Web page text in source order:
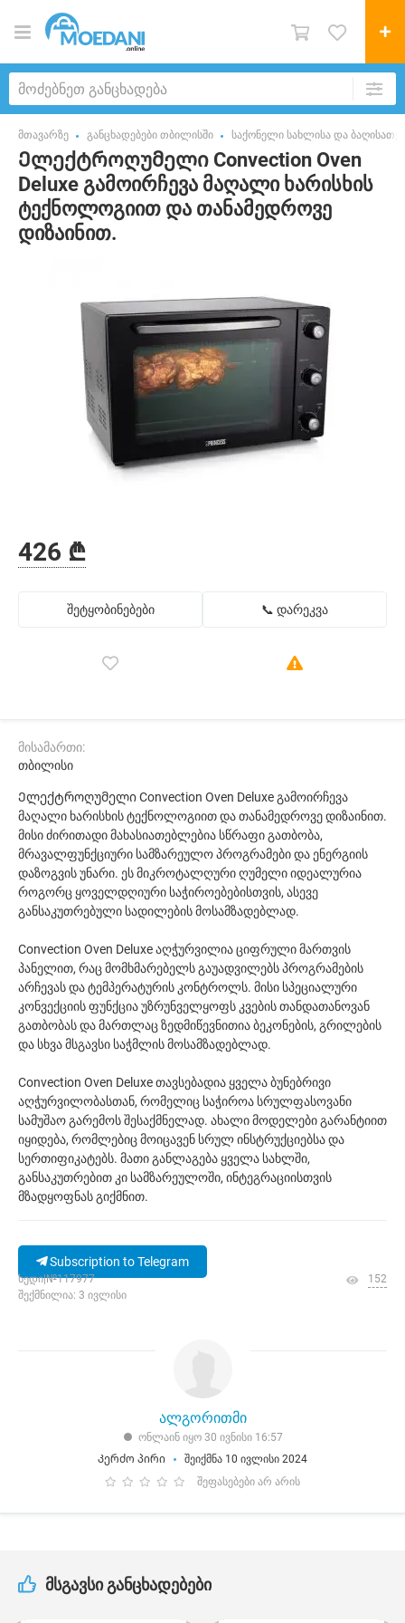
მთავარზე განცხადებები თბილისში საქონელი სახლისა და
Ელექტროღუმელი Convection Oven
Deluxe გამოირჩევა მაღალი ხარისხის
ტექნოლოგიით და თანამედროვე
დიზაინით.
426 ₾
შეტყობინებები 📞 დარეკვა
მისამართი:
თბილისი
Ელექტროღუმელი Convection Oven Deluxe გამოირჩევა
მაღალი ხარისხის ტექნოლოგიით და თანამედროვე დიზაინით.
მისი ძირითადი მახასიათებლებია სწრაფი გათბობა,
მრავალფუნქციური სამზარეულო პროგრამები და ენერგიის
დაზოგვის უნარი. ეს მიკროტალღური ღუმელი იდეალურია
როგორც ყოველდღიური საჭიროებებისთვის, ასევე
განსაკუთრებული სადილების მოსამზადებლად.
Convection Oven Deluxe აღჭურვილია ციფრული მართვის
პანელით, რაც მომხმარებელს გაუადვილებს პროგრამების
არჩევას და ტემპერატურის კონტროლს. მისი სპეციალური
კონვექციის ფუნქცია უზრუნველყოფს კვების თანდათანოვან
გათბობას და მართლაც ზედმიწევნითია ბეკონების, გრილების
და სხვა მსგავსი საჭმლის მოსამზადებლად.
Convection Oven Deluxe თავსებადია ყველა ბუნებრივი
აღჭურვილობასთან, რომელიც საჭიროა სრულფასოვანი
სამუშაო გარემოს შესაქმნელად. ახალი მოდელები გარანტიით
იყიდება, რომლებიც მოიცავენ სრულ ინსტრუქციებსა და
სერთიფიკატებს. მათი განლაგება ყველა სახლში,
განსაკუთრებით კი სამზარეულოში, ინტეგრაციისთვის
მზადყოფნას გიქმნით.
Subscription to Telegram
ხედი|№117977
შექმნილია: 3 ივლისი
152
ალგორითმი
ონლაინ იყო 30 ივნისი 16:57
Კერძო პირი
შეიქმნა 10 ივლისი 2024
შეფასებები არ არის
მსგავსი განცხადებები